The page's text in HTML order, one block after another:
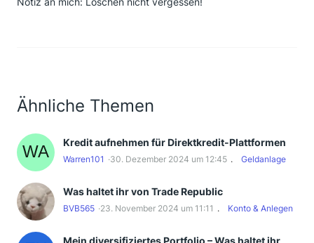
Ähnliche Themen
Kredit aufnehmen für Direktkredit-Plattformen
Warren101 30. Dezember 2024 um 12:45 Geldanlage
Was haltet ihr von Trade Republic
BVB565 23. November 2024 um 11:11 Konto & Anlegen
Mein diversifiziertes Portfolio – Was haltet ihr